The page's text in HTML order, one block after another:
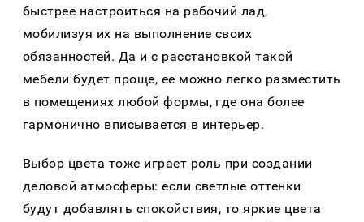
быстрее настроиться на рабочий лад,
мобилизуя их на выполнение своих
обязанностей. Да и с расстановкой такой
мебели будет проще, ее можно легко разместить
в помещениях любой формы, где она более
гармонично вписывается в интерьер.
Выбор цвета тоже играет роль при создании
деловой атмосферы: если светлые оттенки
будут добавлять спокойствия, то яркие цвета